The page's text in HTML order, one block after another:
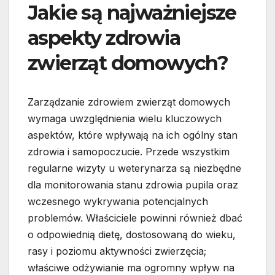
Jakie są najważniejsze
aspekty zdrowia
zwierząt domowych?
Zarządzanie zdrowiem zwierząt domowych
wymaga uwzględnienia wielu kluczowych
aspektów, które wpływają na ich ogólny stan
zdrowia i samopoczucie. Przede wszystkim
regularne wizyty u weterynarza są niezbędne
dla monitorowania stanu zdrowia pupila oraz
wczesnego wykrywania potencjalnych
problemów. Właściciele powinni również dbać
o odpowiednią dietę, dostosowaną do wieku,
rasy i poziomu aktywności zwierzęcia;
właściwe odżywianie ma ogromny wpływ na